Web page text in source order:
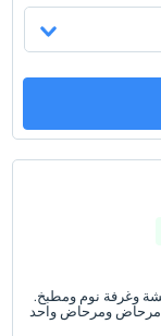
الفيلا الخاصة بنا على بعد 7.2 كم من مركز التزلج و
وغرفة نوم ومطبخ.
مرحاض ومرحاض واحد